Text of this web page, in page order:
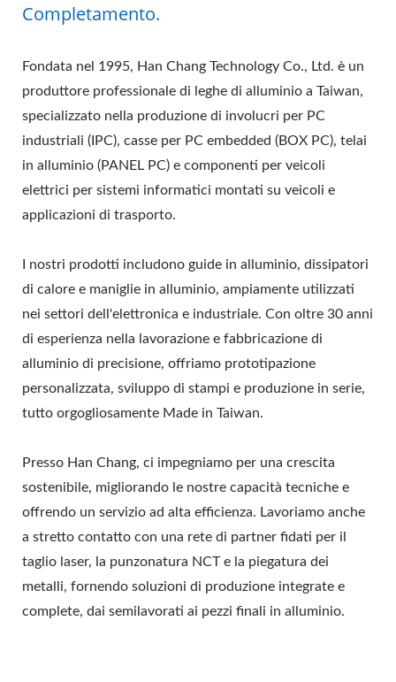
Completamento.
Fondata nel 1995, Han Chang Technology Co., Ltd. è un
produttore professionale di leghe di alluminio a Taiwan,
specializzato nella produzione di involucri per PC
industriali (IPC), casse per PC embedded (BOX PC), telai
in alluminio (PANEL PC) e componenti per veicoli
elettrici per sistemi informatici montati su veicoli e
applicazioni di trasporto.
I nostri prodotti includono guide in alluminio, dissipatori
di calore e maniglie in alluminio, ampiamente utilizzati
nei settori dell'elettronica e industriale. Con oltre 30 anni
di esperienza nella lavorazione e fabbricazione di
alluminio di precisione, offriamo prototipazione
personalizzata, sviluppo di stampi e produzione in serie,
tutto orgogliosamente Made in Taiwan.
Presso Han Chang, ci impegniamo per una crescita
sostenibile, migliorando le nostre capacità tecniche e
offrendo un servizio ad alta efficienza. Lavoriamo anche
a stretto contatto con una rete di partner fidati per il
taglio laser, la punzonatura NCT e la piegatura dei
metalli, fornendo soluzioni di produzione integrate e
complete, dai semilavorati ai pezzi finali in alluminio.